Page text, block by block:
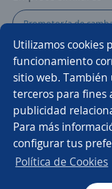
Utilizamos cookies
funcionamiento
sitio web. También
terceros para fines
publicidad
Para más
configurar tus
Política de Cookies
Promotor/a de
Ayudante general
Reclutamiento
Asistente de
Contable
CT App